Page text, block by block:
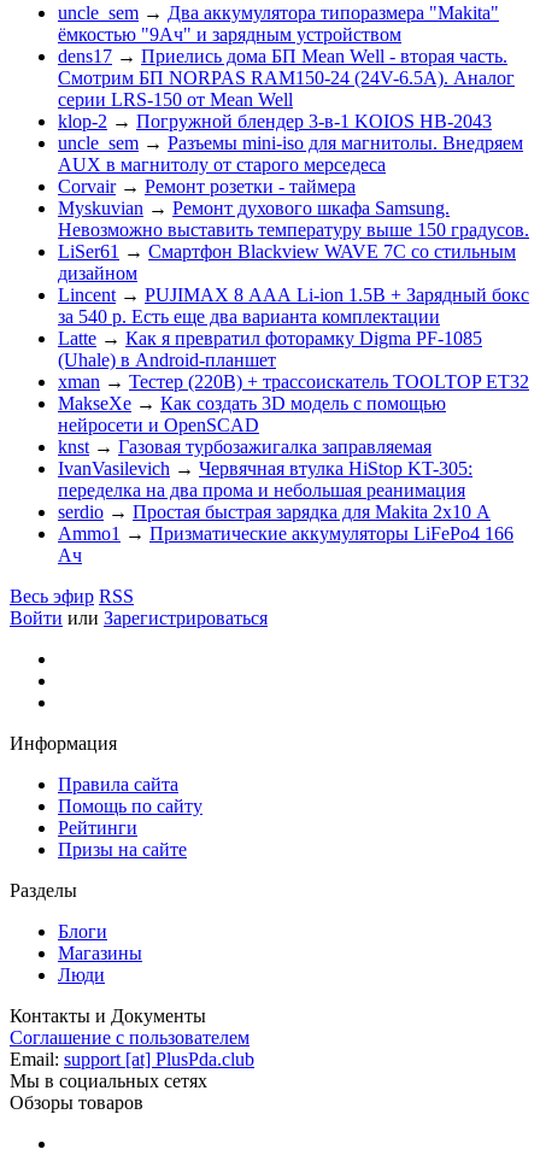
uncle_sem → Два аккумулятора типоразмера "Makita"
ёмкостью "9Ач" и зарядным устройством
dens17 → Приелись дома БП Mean Well - вторая часть.
Смотрим БП NORPAS RAM150-24 (24V-6.5A). Аналог
серии LRS-150 от Mean Well
klop-2 → Погружной блендер 3-в-1 KOIOS HB-2043
uncle_sem → Разъемы mini-iso для магнитолы. Внедряем
AUX в магнитолу от старого мерседеса
Corvair → Ремонт розетки - таймера
Myskuvian → Ремонт духового шкафа Samsung.
Невозможно выставить температуру выше 150 градусов.
LiSer61 → Смартфон Blackview WAVE 7C со стильным
дизайном
Lincent → PUJIMAX 8 ААА Li-ion 1.5В + Зарядный бокс
за 540 р. Есть еще два варианта комплектации
Latte → Как я превратил фоторамку Digma PF-1085
(Uhale) в Android-планшет
xman → Тестер (220В) + трассоискатель TOOLTOP ET32
MakseXe → Как создать 3D модель с помощью
нейросети и OpenSCAD
knst → Газовая турбозажигалка заправляемая
IvanVasilevich → Червячная втулка HiStop KT-305:
переделка на два прома и небольшая реанимация
serdio → Простая быстрая зарядка для Makita 2х10 А
Ammo1 → Призматические аккумуляторы LiFePo4 166
Ач
Весь эфир RSS
Войти или Зарегистрироваться
Информация
Правила сайта
Помощь по сайту
Рейтинги
Призы на сайте
Разделы
Блоги
Магазины
Люди
Контакты и Документы
Соглашение с пользователем
Email: support [at] PlusPda.club
Мы в социальных сетях
Обзоры товаров